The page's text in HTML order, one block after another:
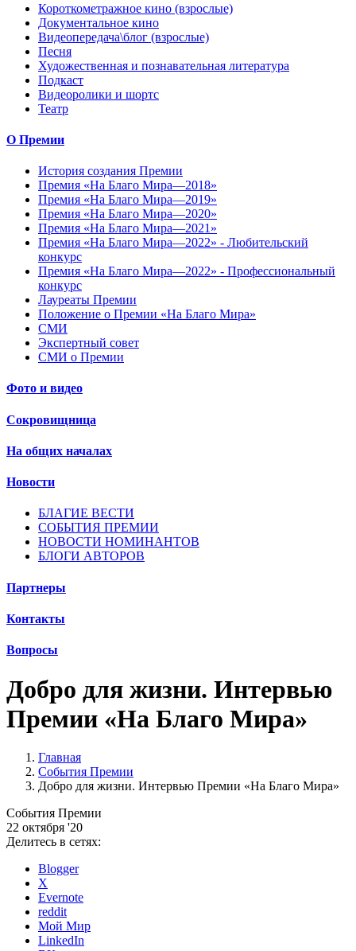
Короткометражное кино (взрослые)
Документальное кино
Видеопередача\блог (взрослые)
Песня
Художественная и познавательная литература
Подкаст
Видеоролики и шортс
Театр
О Премии
История создания Премии
Премия «На Благо Мира—2018»
Премия «На Благо Мира—2019»
Премия «На Благо Мира—2020»
Премия «На Благо Мира—2021»
Премия «На Благо Мира—2022» - Любительский
конкурс
Премия «На Благо Мира—2022» - Профессиональный
конкурс
Лауреаты Премии
Положение о Премии «На Благо Мира»
СМИ
Экспертный совет
СМИ о Премии
Фото и видео
Сокровищница
На общих началах
Новости
БЛАГИЕ ВЕСТИ
СОБЫТИЯ ПРЕМИИ
НОВОСТИ НОМИНАНТОВ
БЛОГИ АВТОРОВ
Партнеры
Контакты
Вопросы
Добро для жизни. Интервью
Премии «На Благо Мира»
Главная
События Премии
Добро для жизни. Интервью Премии «На Благо Мира»
События Премии
22 октября '20
Делитесь в сетях:
Blogger
X
Evernote
reddit
Мой Мир
LinkedIn